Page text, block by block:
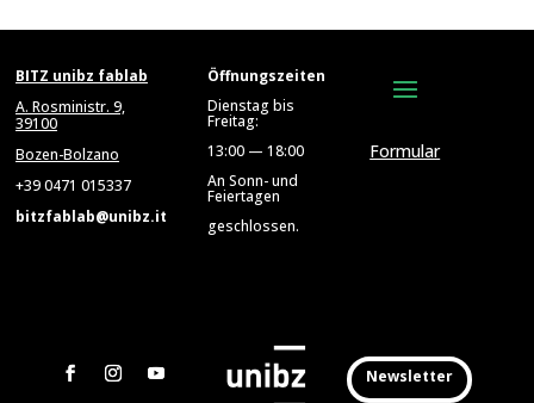
BITZ unibz fablab
A. Rosministr. 9,
39100
Bozen-Bolzano
+39 0471 015337
bitzfablab@unibz.it
Öffnungszeiten
Dienstag bis
Freitag:
13:00 — 18:00
An Sonn- und
Feiertagen
geschlossen.
Formular
Newsletter